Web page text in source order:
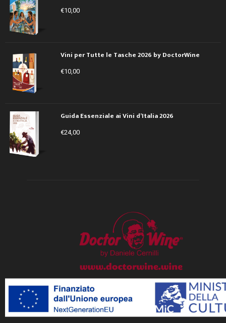
€10,00
Vini per Tutte le Tasche 2026 by DoctorWine
€10,00
Guida Essenziale ai Vini d’Italia 2026
€24,00